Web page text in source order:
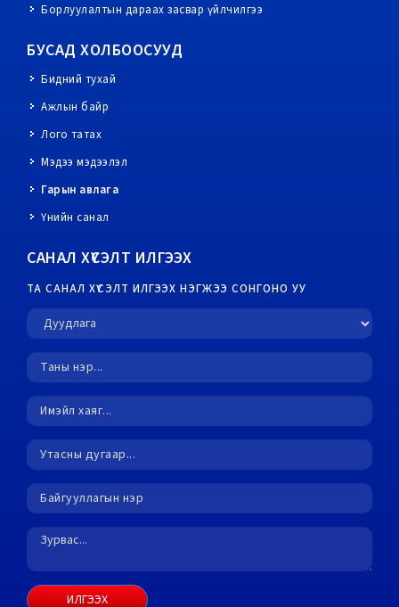
Борлуулалтын дараах засвар үйлчилгээ
БУСАД ХОЛБООСУУД
Бидний тухай
Ажлын байр
Лого татах
Мэдээ мэдээлэл
Гарын авлага
Үнийн санал
САНАЛ ХҮСЭЛТ ИЛГЭЭХ
ТА САНАЛ ХҮСЭЛТ ИЛГЭЭХ НЭГЖЭЭ СОНГОНО УУ
ИЛГЭЭХ